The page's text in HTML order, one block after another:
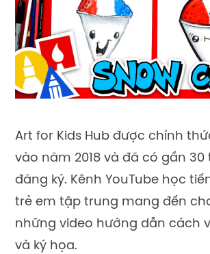
Art for Kids Hub được chính
vào năm 2018 và đã có gần 30
đăng ký. Kênh YouTube học
trẻ em tập trung mang đến
những video hướng dẫn cách
và ký họa.